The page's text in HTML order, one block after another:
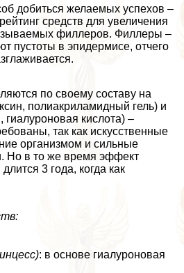
добиться желаемых успехов –
средств для увеличения
филлеров. Филлеры –
пустоты в эпидермисе, отчего
по своему составу на
полиакриламидный гель) и
гиалуроновая кислота) –
так как искусственные
организмом и сильные
Но в то же время эффект
3 года, когда как
: в основе гиалуроновая